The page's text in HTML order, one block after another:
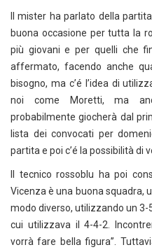
Il mister ha parlato della
buona occasione per tutta la
più giovani e per quelli che
affermato, facendo anche
bisogno, ma c’é l’idea di
noi come Moretti, ma
probabilmente giocherà dal
lista dei convocati per
partita e poi c’é la possibilità di
Il tecnico rossoblu ha poi
Vicenza è una buona squadra,
modo diverso, utilizzando un
cui utilizzava il 4-4-2.
vorrà fare bella figura”.